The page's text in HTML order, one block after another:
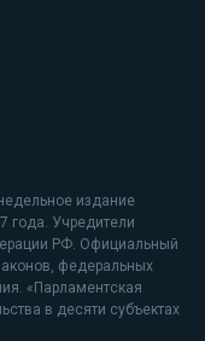
издание
года. Учредители
РФ. Официальный
федеральных
«Парламентская
в десяти субъектах